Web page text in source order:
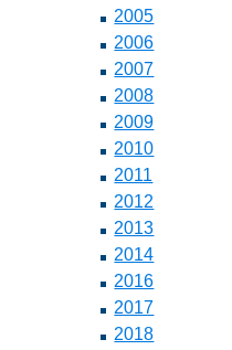
2005
2006
2007
2008
2009
2010
2011
2012
2013
2014
2016
2017
2018